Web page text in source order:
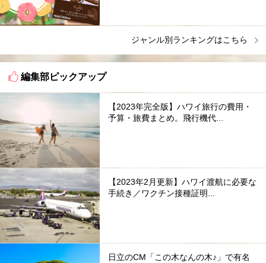
ジャンル別ランキングはこちら
編集部ピックアップ
【2023年完全版】ハワイ旅行の費用・
予算・旅費まとめ。飛行機代...
【2023年2月更新】ハワイ渡航に必要な
手続き／ワクチン接種証明...
日立のCM「この木なんの木♪」で有名